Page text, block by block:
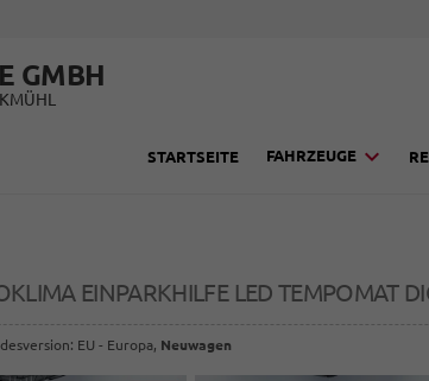
GMBH
STARTSEITE FAHRZEUGE
EINPARKHILFE LED TEMPOMAT
EU - Europa, Neuwagen